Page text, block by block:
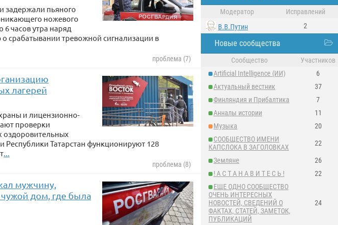
Модератор
Исправлений
В.В.Путин
2
Новые сообщества
Сообщество
Участников
Artificial Intelligence (ИИ)
6
Актуальный вестник
37
Финляндия и Прибалтика
7
Анналы истории
11
Музыка
20
СООБЩЕСТВО ИМЕНИ
КАПСЛОКА В ЗАГОЛОВКАХ
22
Земляне
26
! А С Т А Н А В И Т Е С Ь !
22
ЕЩЕ ОДНО СООБЩЕСТВО
ОЧЕНЬ ИНТЕРЕСНЫХ
НОВОСТЕЙ, СВЕДЕНИЙ О
ФАКТАХ, СТАТЕЙ, ЗАМЕТОК,
ПУБЛИКАЦИЙ
24
задержали пьяного
ножевого
часов утра наряд
тревожной сигнализации в
проблема (7)
лагерей
и лицензионно-
проверки
оздоровительных
Республики Татарстан функционируют 128
...
проблема (8)
мужчину,
дом, где была